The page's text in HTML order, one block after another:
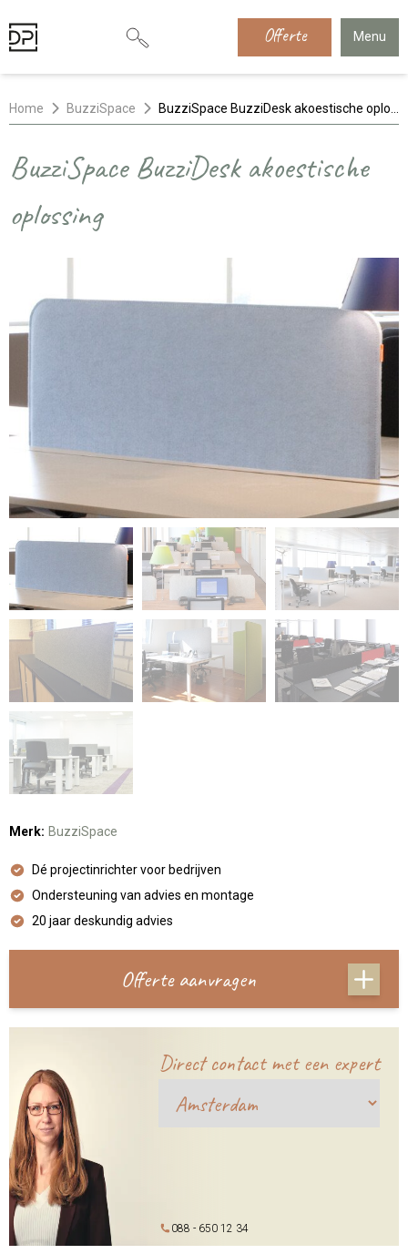
Offerte Menu
Home BuzziSpace
BuzziSpace BuzziDesk akoestische
oplossing
Merk: BuzziSpace
Dé projectinrichter voor bedrijven
Ondersteuning van advies en montage
20 jaar deskundig advies
Offerte aanvragen
Direct contact met een expert
088 - 650 12 34